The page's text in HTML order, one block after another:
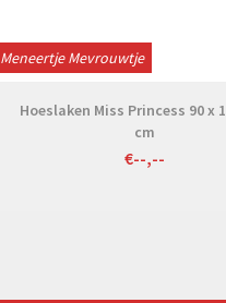
Meneertje Mevrouwtje
Hoeslaken Miss Princess 90 x
cm
€--,--